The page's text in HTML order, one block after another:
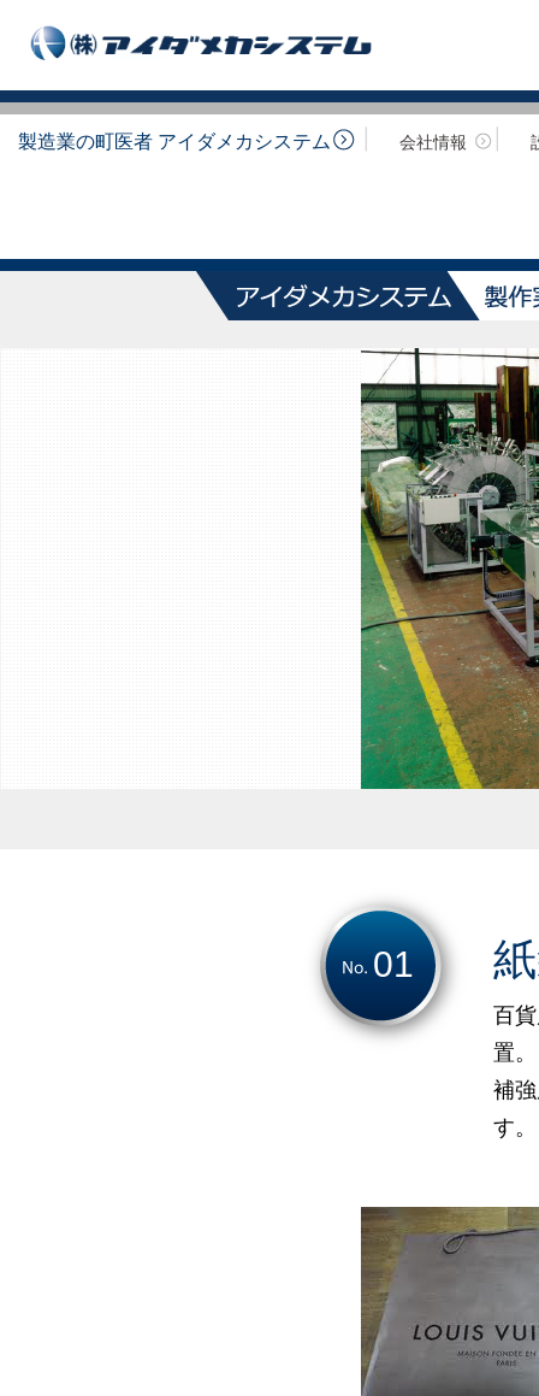
製造業の町医者 アイダメカシステム 会社情報
01
百
置。
補
す。